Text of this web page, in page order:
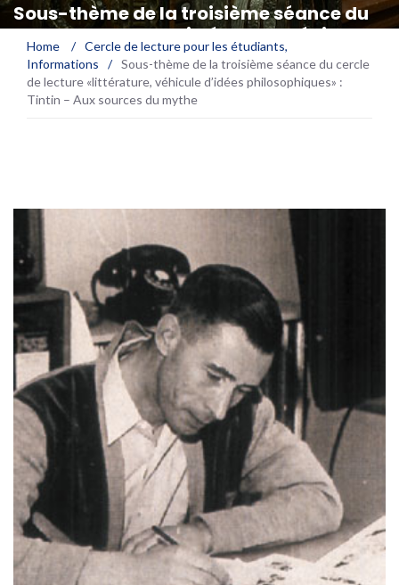
Sous-thème de la troisième séance du
cercle de lecture «littérature, véhicule
d’idées philosophiques» : Tintin – Aux
sources du mythe
Home / Cercle de lecture pour les étudiants,
Informations
/ Sous-thème de la troisième séance du cercle
de lecture «littérature, véhicule d’idées philosophiques» :
Tintin – Aux sources du mythe